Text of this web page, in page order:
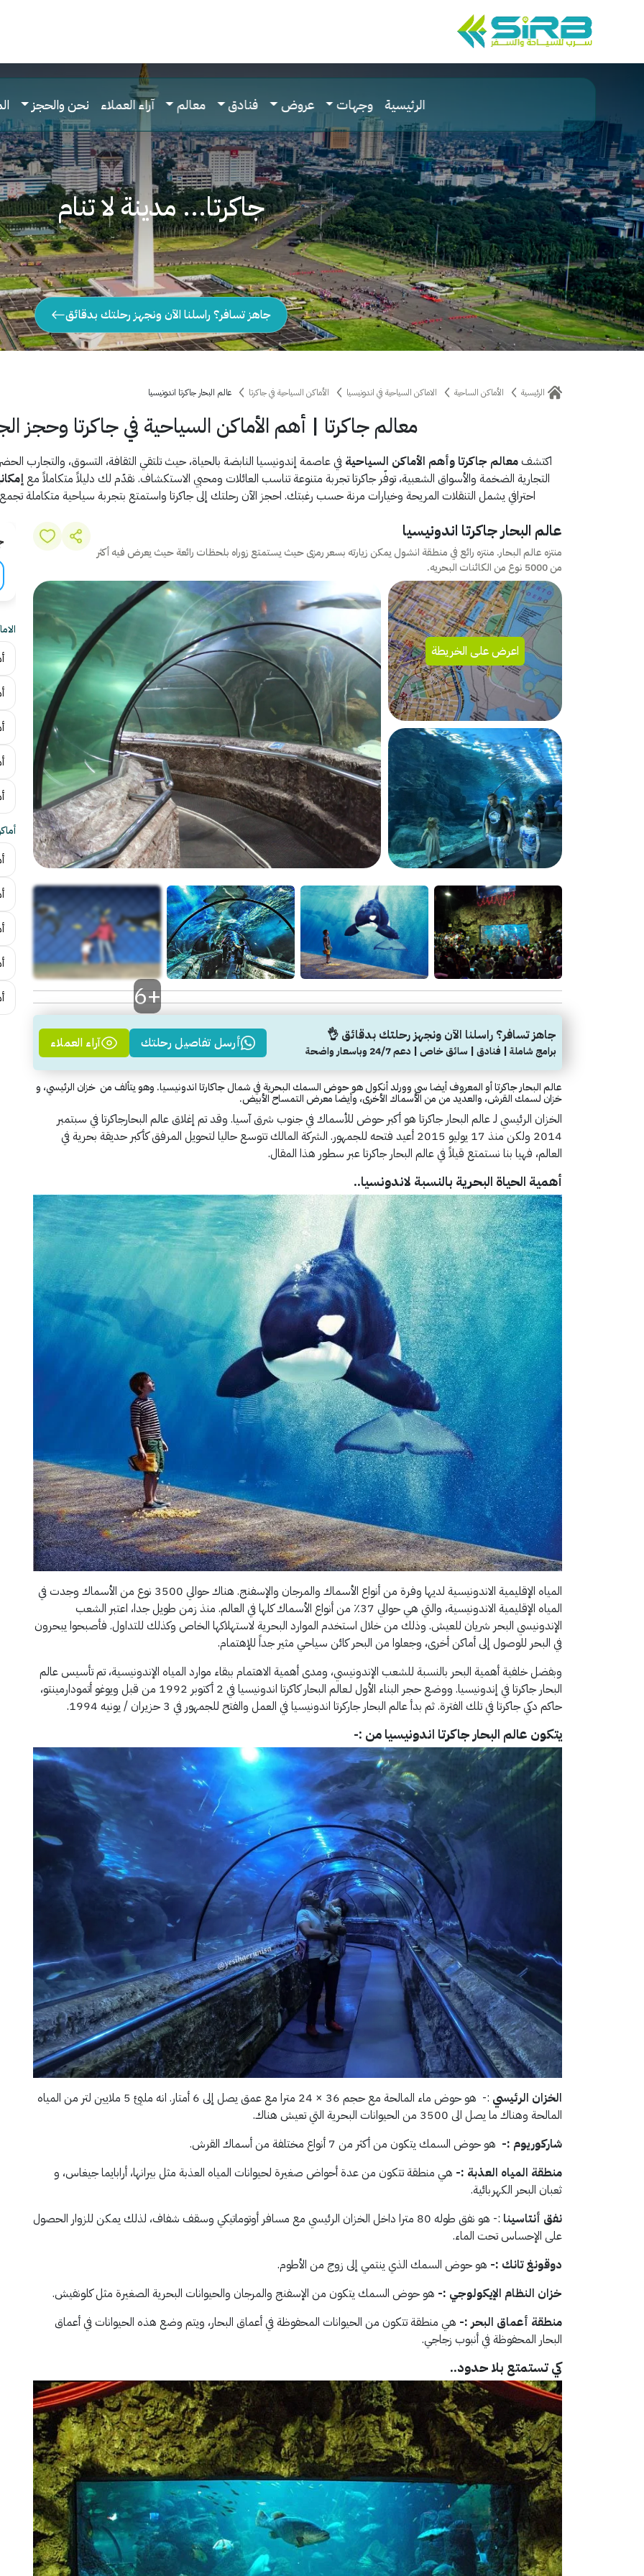
الرئيسية وجهات عروض فنادق معالم آراء العملاء نحن والحجز
جاكرتا... مدينة لا تنام
جاهز تسافر؟ راسلنا الآن ونجهز رحلتك بدقائق
الرئيسية الأماكن الساحية الاماكن السياحية في اندونيسيا الأماكن السياحية في جاكرتا عالم البحار جاكرتا اندونيسيا
معالم جاكرتا | أهم الأماكن السياحية في جاكرتا وحجز
اكتشفمعالم جاكرتا وأهم الأماكن السياحية في عاصمة إندونيسيا النابضة بالحياة، حيث تلتقي الثقافة، التسوق، والتجارب
التجارية الضخمة والأسواق الشعبية، توفّر جاكرتا تجربة متنوعة تناسب العائلات ومحبي الاستكشاف. نقدّم لك دليلاً متكاملاً مع
احترافي يشمل التنقلات المريحة وخيارات مرنة حسب رغبتك. احجز الآن رحلتك إلى جاكرتا واستمتع بتجربة سياحية متكاملة تجمع
عالم البحار جاكرتا اندونيسيا
منتزه عالم البحار. منتزه رائع في منطقة انشول يمكن زيارته بسعر رمزى حيث يستمتع زوراه بلحظات رائعة حيث يعرض فيه أكثر
من 5000 نوع من الكائنات البحريه.
اعرض على الخريطة
+6
جاهز تسافر؟ راسلنا الآن ونجهز رحلتك بدقائق 👌
برامج شاملة | فنادق | سائق خاص | دعم 24/7 وباسعار واضحة أرسل تفاصيل رحلتك آراء العملاء
عالم البحار جاكرتا أو المعروف أيضا سي وورلد أنكول هو حوض السمك البحرية في شمال جاكارتا اندونيسيا. وهو يتألف من خزان الرئيسي، و
خزان لسمك القرش، والعديد من من الأسماك الأخرى، وأيضا معرض التمساح الأبيض.
الخزان الرئيسي لـ عالم البحار جاكرتا هو أكبر حوض للأسماك في جنوب شرق آسيا. وقد تم إغلاق عالم البحارجاكرتا في سبتمبر
2014 ولكن منذ 17 يوليو 2015 أعيد فتحه للجمهور. الشركة المالك تتوسع حاليا لتحويل المرفق كأكبر حديقة بحرية في
العالم، فهيا بنا نستمتع قيلاً في عالم البحار جاكرتا عبر سطور هذا المقال.
أهمية الحياة البحرية بالنسبة لاندونسيا..
المياه الإقليمية الاندونيسية لديها وفرة من أنواع الأسماك والمرجان والإسفنج. هناك حوالي 3500 نوع من الأسماك وجدت في
المياه الإقليمية الاندونيسية، والتي هي حوالي 37٪ من أنواع الأسماك كلها في العالم. منذ زمن طويل جدا، اعتبر الشعب
الإندونيسي البحر شريان للعيش. وذلك من خلال استخدم الموارد البحرية لاستهلاكها الخاص وكذلك للتداول. فأصبحوا يبحرون
في البحر للوصول إلى أماكن أخرى، وجعلوا من البحر كائن سياحي مثير جداً للإهتمام.
وبفضل خلفية أهمية البحر بالنسبة للشعب الإندونيسي، ومدى أهمية الاهتمام ببقاء موارد المياه الإندونيسية، تم تأسيس عالم
البحار جاكرتا في إندونيسيا. ووضع حجر البناء الأول لـعالم البحار كاكرتا اندونيسيا في 2 أكتوبر 1992 من قبل ويوغو أتمودارمينتو،
حاكم دكي جاكرتا في تلك الفترة. ثم بدأ عالم البحار جاركرتا اندونيسيا في العمل والفتح للجمهور في 3 حزيران / يونيه 1994.
يتكون عالم البحار جاكرتا اندونيسيا من :-
الخزان الرئيسي
:- هو حوض ماء المالحة مع حجم 36 × 24 مترا مع عمق يصل إلى 6 أمتار. انه مليئ 5 ملايين لتر من المياه
المالحة وهناك ما يصل الى 3500 من الحيوانات البحرية التي تعيش هناك.
شاركوريوم :- هو حوض السمك يتكون من أكثر من 7 أنواع مختلفة من أسماك القرش.
منطقة المياه العذبة :- هي منطقة تتكون من عدة أحواض صغيرة لحيوانات المياه العذبة مثل بيرانها، أرابايما جيغاس، و
ثعبان البحر الكهربائية.
نفق أنتاسينا
:- هو نفق طوله 80 مترا داخل الخزان الرئيسي مع مسافر أوتوماتيكي وسقف شفاف، لذلك يمكن للزوار الحصول
على الإحساس تحت الماء.
دوقونغ تانك :- هو حوض السمك الذي ينتمي إلى زوج من الأطوم.
خزان النظام الإيكولوجي :- هو حوض السمك يتكون من الإسفنج والمرجان والحيوانات البحرية الصغيرة مثل كلونفيش.
منطقة أعماق البحر :- هي منطقة تتكون من الحيوانات المحفوظة في أعماق البحار، ويتم وضع هذه الحيوانات في أعماق
البحار المحفوظة في أنبوب زجاجي.
كي تستمتع بلا حدود..